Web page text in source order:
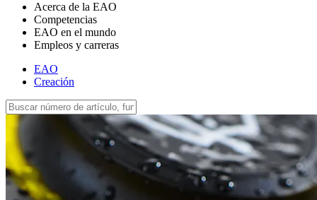
Acerca de la EAO
Competencias
EAO en el mundo
Empleos y carreras
EAO
Creación